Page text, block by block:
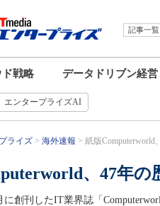
記事一覧
戦略 データドリブン経営
エンタープライズAI
ライズ 海外速報 紙版Computerworld
、47年の
に創刊したIT業界誌「